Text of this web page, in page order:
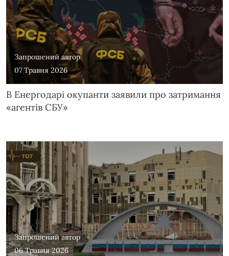
Запрошений автор
07 Травня 2026
В Енергодарі окупанти заявили про затримання
«агентів СБУ»
Запрошений автор
06 Травня 2026